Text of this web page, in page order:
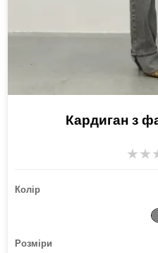
Кардиган з
★★
Колір
Розміри